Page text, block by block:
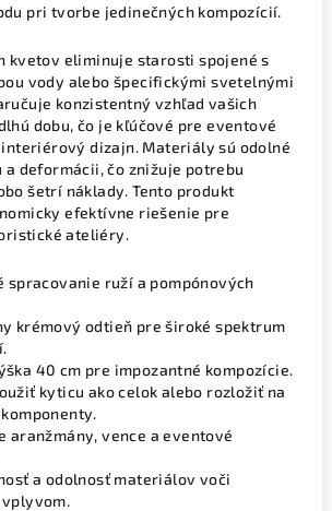
pri tvorbe jedinečných kompozícií.
kvetov eliminuje starosti spojené s
vody alebo špecifickými svetelnými
konzistentný vzhľad vašich
dobu, čo je kľúčové pre eventové
dizajn. Materiály sú odolné
deformácii, čo znižuje potrebu
šetrí náklady. Tento produkt
efektívne riešenie pre
ateliéry.
spracovanie ruží a pompónových
krémový odtieň pre široké spektrum
40 cm pre impozantné kompozície.
kyticu ako celok alebo rozložiť na
aranžmány, vence a eventové
a odolnosť materiálov voči